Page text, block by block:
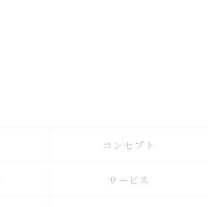
コンセプト
サービス